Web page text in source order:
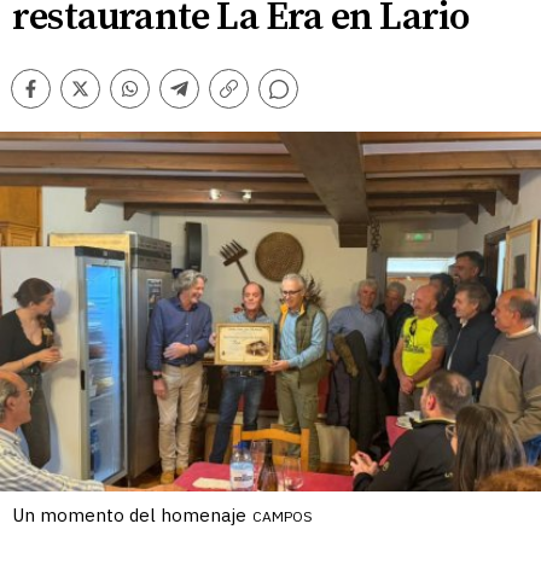
restaurante La Era en Lario
Facebook
TwitterWhatsappTelegram
Copiar
Comentarios
Un momento del homenaje CAMPOS